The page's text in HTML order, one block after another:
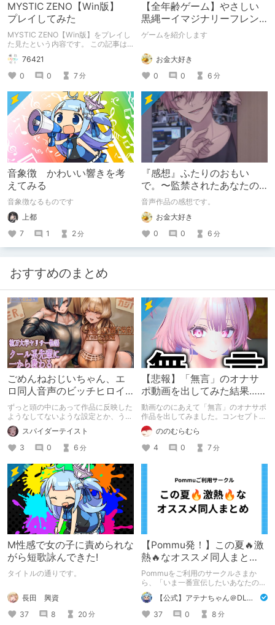
MYSTIC ZENO【Win版】
プレイしてみた
MYSTIC ZENO【Win版】をプレイし
た見たという内容です。 この記事は
通常のクリエイターズ記事です。
76421
0
0 7分
【全年齢ゲーム】やさしい
黒縄ーイマジナリーフレン
ドの「彼」と過ごすおぼん
ゲームを紹介します
お金大好き
0
0 6 分
音象徴 かわいい響きを考
えてみる
音象徴なるものです
上都
7
1 2分
『感想』ふたりのおもい
で。〜監禁されたあなたの
末路〜【がるまに限定特典
付き】
音声作品の感想です。
お金大好き
0
0 6 分
おすすめのまとめ
ごめんねおじいちゃん、エ
ロ同人音声のビッチヒロイ
ンに名前使って～過去作品
コンセプトを思い出そう～
ずっと頭の中にあって作品に反映した
ようなしてないような設定とか、うち
のヒロイン達の名づけの法則とかを頭
の中の映●研の金●さんに「そこにあ
っちゃいけねえんだよ」といわれたの
でとりあえず垂れ流します。
スパイダーテイスト
3
0 6 分
【悲報】「無言」のオナサ
ポ動画を出してみた結果……
動画なのにあえて「無言」のオナサポ
作品を出してみました。コンセプト通
りのものは作れたのですが、肝心の売
上がね……
ののむらむら
4
0 7分
M性感で女の子に責められな
がら短歌詠んできた!
タイトルの通りです。
長田 興資
37
8 20 分
【Pommu発！】この夏🔥激
熱🔥なオススメ同人まと
め！ その1
Pommuをご利用のサークルさまか
ら、「いま一番宣伝したいあなたの
DLsite作品」を募りました！ この夏
🔥激熱🔥な作品ばかり！あなたがまだ
出会っていない、運命の作品が見つか
るかも！
【公式】アテナちゃん＠DLチャンネル
37
0 8 分